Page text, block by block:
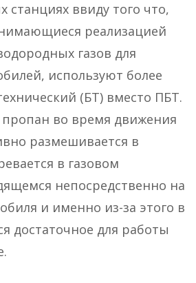
станциях ввиду того что,
реализацией
газов для
используют более
(БТ) вместо ПБТ.
во время движения
размешивается в
в газовом
непосредственно на
и именно из-за этого в
достаточное для работы